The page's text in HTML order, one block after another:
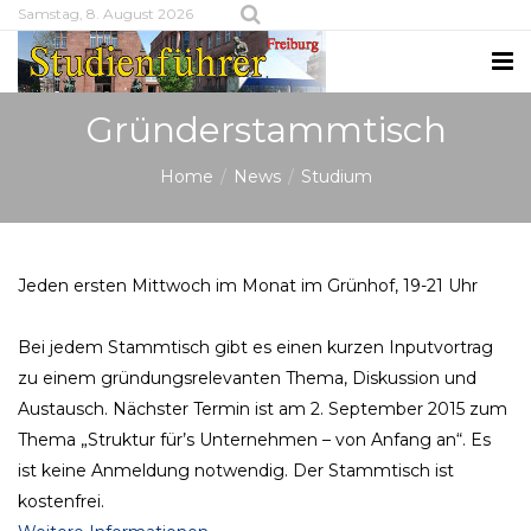
Samstag, 8. August 2026
Gründerstammtisch
Home News Studium
Jeden ersten Mittwoch im Monat im Grünhof, 19-21 Uhr
Bei jedem Stammtisch gibt es einen kurzen Inputvortrag
zu einem gründungsrelevanten Thema, Diskussion und
Austausch. Nächster Termin ist am 2. September 2015 zum
Thema „Struktur für’s Unternehmen – von Anfang an“. Es
ist keine Anmeldung notwendig. Der Stammtisch ist
kostenfrei.